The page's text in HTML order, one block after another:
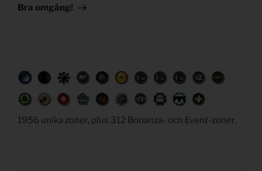
inlägg
Bra omgång!
1956 unika zoner, plus 312 Bonanza- och Event-zoner.